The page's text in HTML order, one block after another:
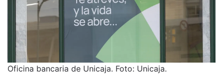
Oficina bancaria de Unicaja. Foto: Unicaja.